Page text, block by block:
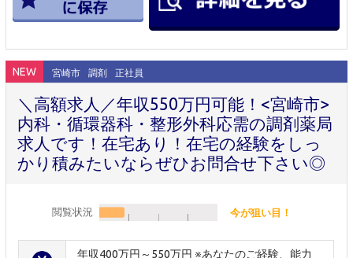
NEW 宮崎市 調剤 正社員
＼高額求人／年収550万円可能！<宮崎市>
内科・循環器科・整形外科応需の調剤薬局
求人です！在宅あり！在宅の経験をしっ
かり積みたいならぜひお問合せ下さい◎
閲覧状況 今が狙い目！
年収400万円～550万円 ※あなたのご経験、能力